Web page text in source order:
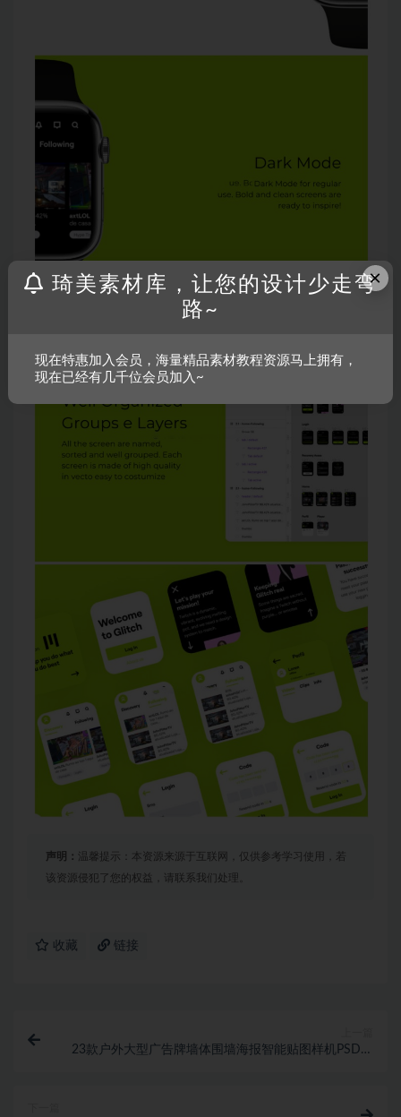
声明： 温馨提示：本资源来源于互联网，仅供参考学习使用，若
该资源侵犯了您的权益，请联系我们处理。
收藏 链接
23款户外大型广告牌墙体围墙海报智能贴图样机PSD设
×
琦美素材库，让您的设计少走弯
路~
现在特惠加入会员，海量精品素材教程资源马上拥有，
现在已经有几千位会员加入~